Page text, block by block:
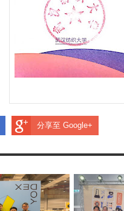
分享至 Google+